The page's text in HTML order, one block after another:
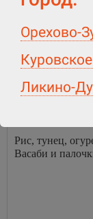
Орехово-
Куровское
Ликино-
Быстро,
Рис, тунец,
Васаби и